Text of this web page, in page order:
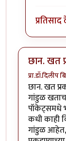
छान. खत
प्रा.डॉ.दिलीप
छान. खत
गांडुळ
पॉकेट्समधे
कधी काही
गांडुळ आहेत,